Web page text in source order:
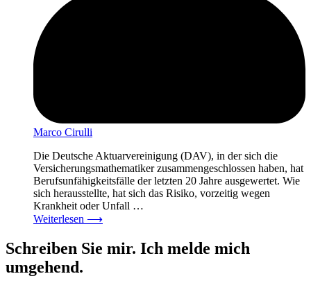
Marco Cirulli
Die Deutsche Aktuarvereinigung (DAV), in der sich die
Versicherungsmathematiker zusammengeschlossen haben, hat
Berufsunfähigkeitsfälle der letzten 20 Jahre ausgewertet. Wie
sich herausstellte, hat sich das Risiko, vorzeitig wegen
Krankheit oder Unfall …
Weiterlesen ⟶
Schreiben Sie mir. Ich melde mich
umgehend.